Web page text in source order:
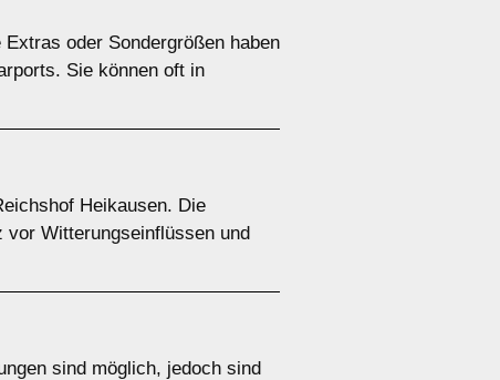
oder Sondergrößen haben
Sie können oft in
Heikausen. Die
Witterungseinflüssen und
sind möglich, jedoch sind